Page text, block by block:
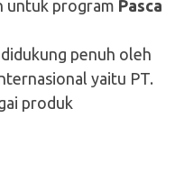
untuk program Pasca
penuh oleh
yaitu PT.
produk